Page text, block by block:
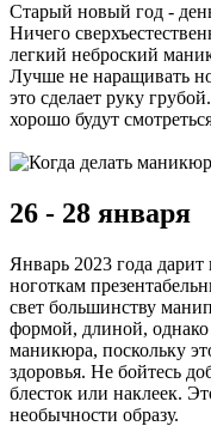
Старый новый год -
Ничего
легкий неброский
Лучше не наращивать
это сделает руку
хорошо будут
26 - 28 января
Январь 2023 года
ноготкам
свет большинству
формой, длиной, однако
маникюра, поскольку
здоровья. Не бойтесь
блесток или наклеек.
необычности образу.